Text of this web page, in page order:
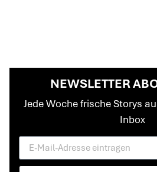
NEWSLETTER
Jede Woche frische Storys
Inbox